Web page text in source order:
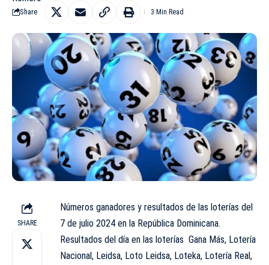
Share 3 Min Read
SHARE
Números ganadores y resultados de las loterías del
7 de julio 2024 en la República Dominicana.
Resultados del día en las loterías Gana Más, Lotería
Nacional, Leidsa, Loto Leidsa, Loteka, Lotería Real,